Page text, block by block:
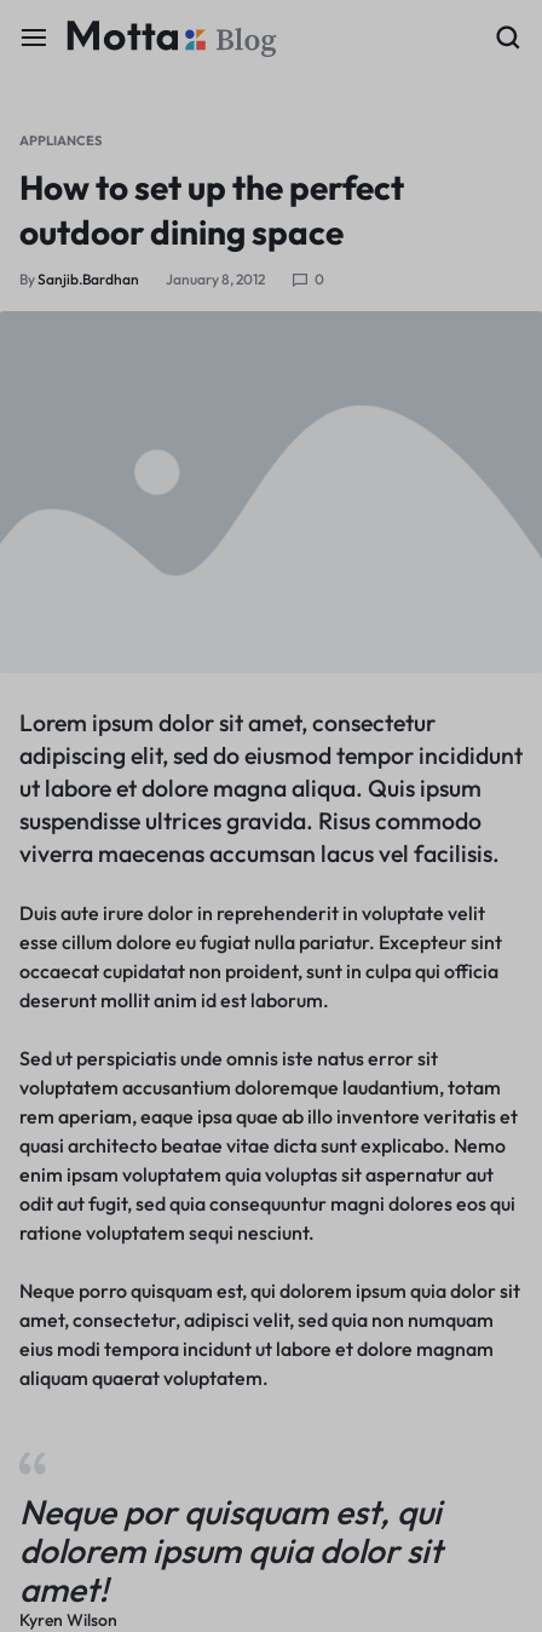
APPLIANCES
How to set up the perfect
outdoor dining space
BySanjib.bardhan January 8, 2012 0
Lorem ipsum dolor sit amet, consectetur
adipiscing elit, sed do eiusmod tempor incididunt
ut labore et dolore magna aliqua. Quis ipsum
suspendisse ultrices gravida. Risus commodo
viverra maecenas accumsan lacus vel facilisis.
Duis aute irure dolor in reprehenderit in voluptate velit
esse cillum dolore eu fugiat nulla pariatur. Excepteur sint
occaecat cupidatat non proident, sunt in culpa qui officia
deserunt mollit anim id est laborum.
Sed ut perspiciatis unde omnis iste natus error sit
voluptatem accusantium doloremque laudantium, totam
rem aperiam, eaque ipsa quae ab illo inventore veritatis et
quasi architecto beatae vitae dicta sunt explicabo. Nemo
enim ipsam voluptatem quia voluptas sit aspernatur aut
odit aut fugit, sed quia consequuntur magni dolores eos qui
ratione voluptatem sequi nesciunt.
Neque porro quisquam est, qui dolorem ipsum quia dolor sit
amet, consectetur, adipisci velit, sed quia non numquam
eius modi tempora incidunt ut labore et dolore magnam
aliquam quaerat voluptatem.
Neque por quisquam est, qui
dolorem ipsum quia dolor sit
amet!
Kyren Wilson